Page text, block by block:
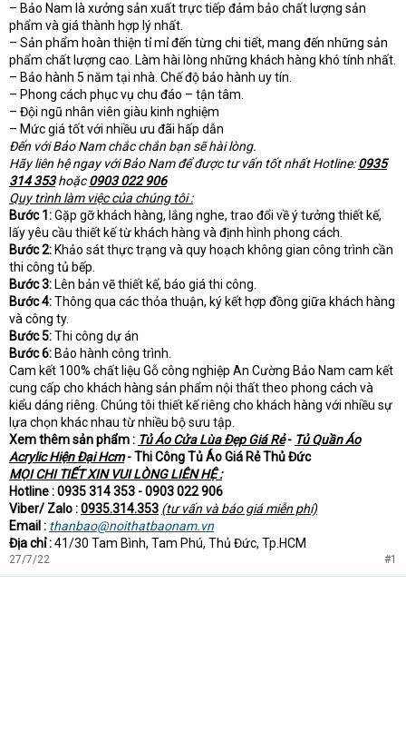
– Bảo Nam là xưởng sản xuất trực tiếp đảm bảo chất lượng sản
phẩm và giá thành hợp lý nhất.
– Sản phẩm hoàn thiện tỉ mỉ đến từng chi tiết, mang đến những sản
phẩm chất lượng cao. Làm hài lòng những khách hàng khó tính nhất.
– Bảo hành 5 năm tại nhà. Chế độ bảo hành uy tín.
– Phong cách phục vụ chu đáo – tận tâm.
– Đội ngũ nhân viên giàu kinh nghiệm
– Mức giá tốt với nhiều ưu đãi hấp dẫn
Đến với Bảo Nam chắc chắn bạn sẽ hài lòng.
Hãy liên hệ ngay với Bảo Nam để được tư vấn tốt nhất Hotline:0935
314 353hoặc0903 022 906
Quy trình làm việc của chúng tôi :
Bước 1:Gặp gỡ khách hàng, lắng nghe, trao đổi về ý tưởng thiết kế,
lấy yêu cầu thiết kế từ khách hàng và định hình phong cách.
Bước 2: Khảo sát thực trạng và quy hoạch không gian công trình cần
thi công tủ bếp.
Bước 3: Lên bản vẽ thiết kế, báo giá thi công.
Bước 4:Thông qua các thỏa thuận, ký kết hợp đồng giữa khách hàng
và công ty.
Bước 5:Thi công dự án
Bước 6: Bảo hành công trình.
Cam kết 100% chất liệu Gỗ công nghiệp An Cường Bảo Nam cam kết
cung cấp cho khách hàng sản phẩm nội thất theo phong cách và
kiểu dáng riêng. Chúng tôi thiết kế riêng cho khách hàng với nhiều sự
lựa chọn khác nhau từ nhiều bộ sưu tập.
Xem thêm sản phẩm : Tủ Áo Cửa Lùa Đẹp Giá Rẻ- Tủ Quần Áo
Acrylic Hiện Đại Hcm- Thi Công Tủ Áo Giá Rẻ Thủ Đức
MỌI CHI TIẾT XIN VUI LÒNG LIÊN HỆ :
Hotline : 0935 314 353 - 0903 022 906
Viber/ Zalo :0935.314.353 (tư vấn và báo giá miễn phí)
Email : thanbao@noithatbaonam.vn
Địa chỉ :41/30 Tam Bình, Tam Phú, Thủ Đức, Tp.HCM
27/7/22 #1